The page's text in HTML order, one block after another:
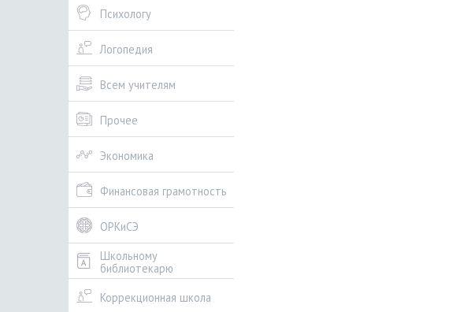
Психологу
Логопедия
Всем учителям
Прочее
Экономика
Финансовая грамотность
ОРКиСЭ
Школьному
библиотекарю
Коррекционная школа